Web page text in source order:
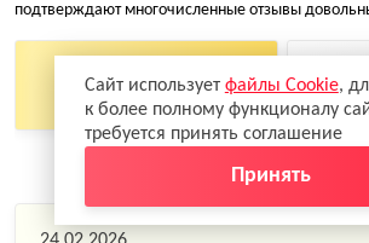
подтверждают многочисленные отзывы
4,9
Сайт использует файлы Cookie,
к более полному функционалу
требуется принять соглашение
Принять